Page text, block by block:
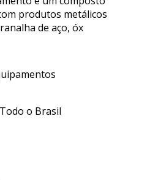
produtos metálicos
de aço, óx
o Brasil